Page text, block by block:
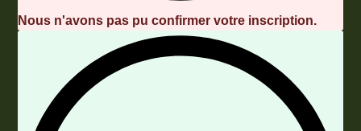
Nous n'avons pas pu confirmer votre inscription.